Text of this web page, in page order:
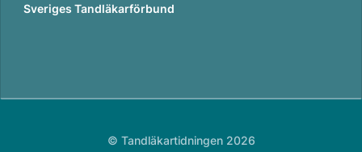
Sveriges Tandläkarförbund
© Tandläkartidningen 2026